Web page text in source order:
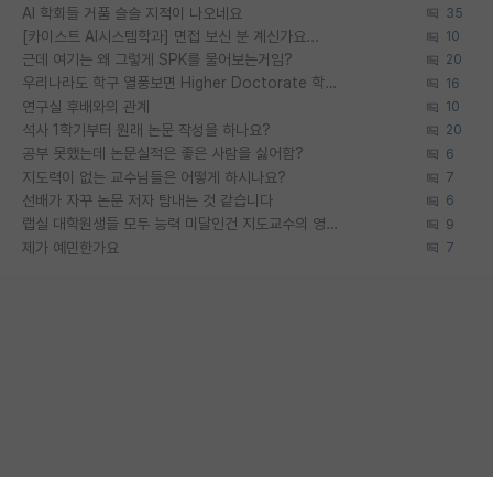
AI 학회들 거품 슬슬 지적이 나오네요 35
[카이스트 AI시스템학과] 면접 보신 분 계신가요... 10
근데 여기는 왜 그렇게 SPK를 물어보는거임? 20
우리나라도 학구 열풍보면 Higher Doctorate 학위가 필요하다고 봅니다. 16
연구실 후배와의 관계 10
석사 1학기부터 원래 논문 작성을 하나요? 20
공부 못했는데 논문실적은 좋은 사람을 싫어함? 6
지도력이 없는 교수님들은 어떻게 하시나요? 7
선배가 자꾸 논문 저자 탐내는 것 같습니다 6
랩실 대학원생들 모두 능력 미달인건 지도교수의 영향 아닌가? 9
제가 예민한가요 7